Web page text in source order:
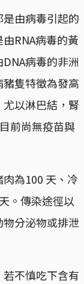
由病毒引起的
RNA病毒的黃
病毒的非洲
隻特徵為發高
以淋巴結，腎
前尚無疫苗與
為100 天、冷
。傳染途徑以
分泌物或排泄
不慎吃下含有